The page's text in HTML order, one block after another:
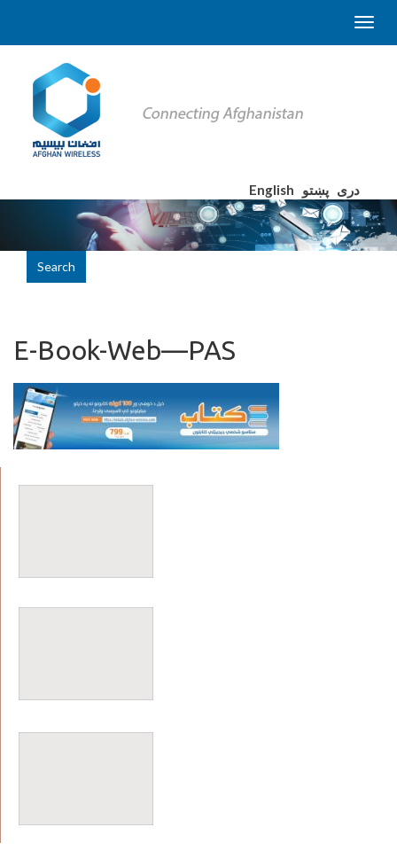
English دری پښتو
Search
E-Book-Web—PAS